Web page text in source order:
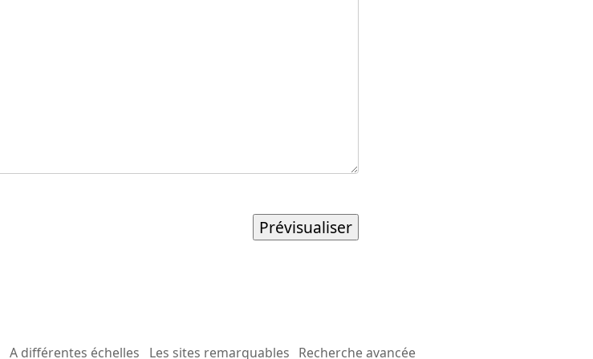
A différentes échelles Les sites remarquables Recherche avancée